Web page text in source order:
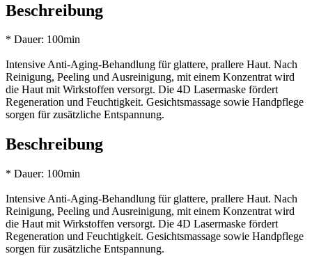
Beschreibung
* Dauer: 100min
Intensive Anti-Aging-Behandlung für glattere, prallere Haut. Nach
Reinigung, Peeling und Ausreinigung, mit einem Konzentrat wird
die Haut mit Wirkstoffen versorgt. Die 4D Lasermaske fördert
Regeneration und Feuchtigkeit. Gesichtsmassage sowie Handpflege
sorgen für zusätzliche Entspannung.
Beschreibung
* Dauer: 100min
Intensive Anti-Aging-Behandlung für glattere, prallere Haut. Nach
Reinigung, Peeling und Ausreinigung, mit einem Konzentrat wird
die Haut mit Wirkstoffen versorgt. Die 4D Lasermaske fördert
Regeneration und Feuchtigkeit. Gesichtsmassage sowie Handpflege
sorgen für zusätzliche Entspannung.